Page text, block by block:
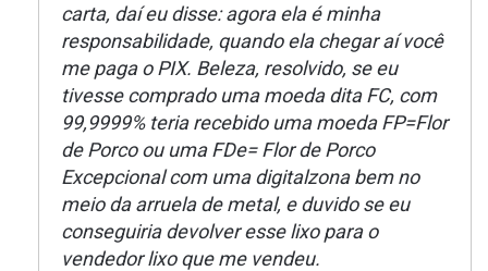
carta, daí eu disse: agora ela é minha
responsabilidade, quando ela chegar aí você
me paga o PIX. Beleza, resolvido, se eu
tivesse comprado uma moeda dita FC, com
99,9999% teria recebido uma moeda FP=Flor
de Porco ou uma FDe= Flor de Porco
Excepcional com uma digitalzona bem no
meio da arruela de metal, e duvido se eu
conseguiria devolver esse lixo para o
vendedor lixo que me vendeu.